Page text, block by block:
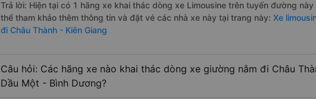
Trả lời: Hiện tại có 1 hãng xe khai thác dòng xe Limousine trên tuyến đường
thể tham khảo thêm thông tin và đặt vé các nhà xe này tại trang này: Xe
đi Châu Thành - Kiên Giang
Câu hỏi: Các hãng xe nào khai thác dòng xe giường nằm đi Châu
Dầu Một - Bình Dương?